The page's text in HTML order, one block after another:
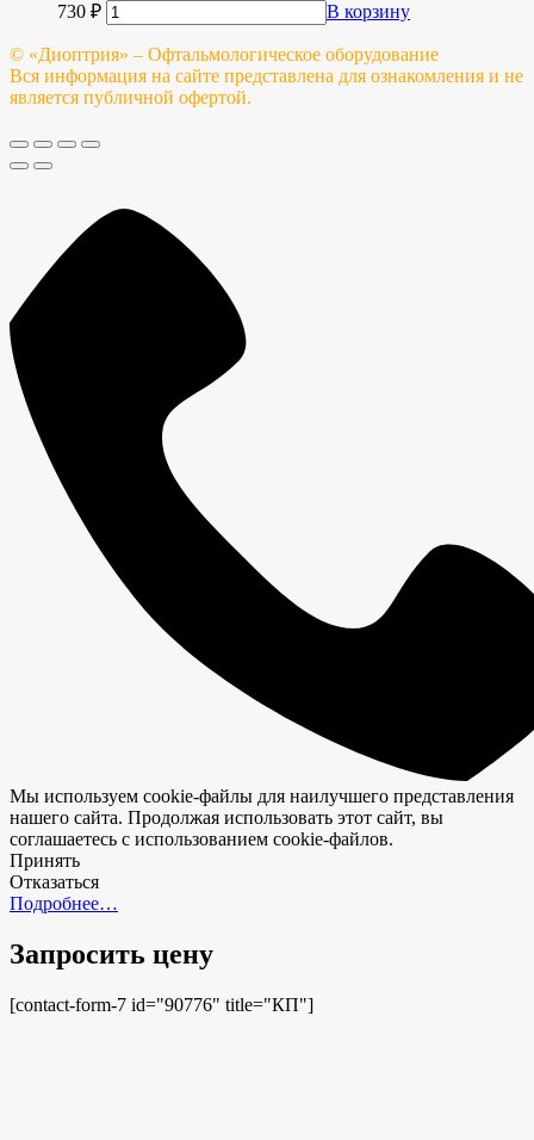
730 ₽ В корзину
© «Диоптрия» – Офтальмологическое оборудование
Вся информация на сайте представлена для ознакомления и не
является публичной офертой.
Мы используем cookie-файлы для наилучшего представления
нашего сайта. Продолжая использовать этот сайт, вы
соглашаетесь с использованием cookie-файлов.
Принять
Отказаться
Подробнее…
Запросить цену
[contact-form-7 id="90776" title="КП"]